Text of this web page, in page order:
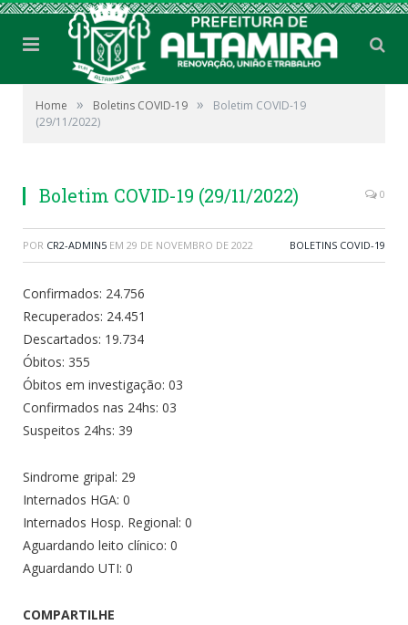
Home » Boletins COVID-19 »
Boletim COVID-19
(29/11/2022)
Boletim COVID-19 (29/11/2022) 0
POR CR2-ADMIN5 EM 29 DE NOVEMBRO DE 2022 BOLETINS COVID-19
Confirmados: 24.756
Recuperados: 24.451
Descartados: 19.734
Óbitos: 355
Óbitos em investigação: 03
Confirmados nas 24hs: 03
Suspeitos 24hs: 39
Sindrome gripal: 29
Internados HGA: 0
Internados Hosp. Regional: 0
Aguardando leito clínico: 0
Aguardando UTI: 0
COMPARTILHE